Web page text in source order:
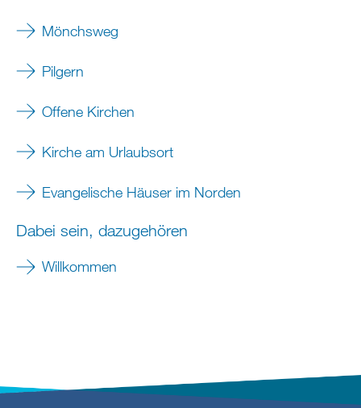
Mönchsweg
Pilgern
Offene Kirchen
Kirche am Urlaubsort
Evangelische Häuser im Norden
Dabei sein, dazugehören
Willkommen